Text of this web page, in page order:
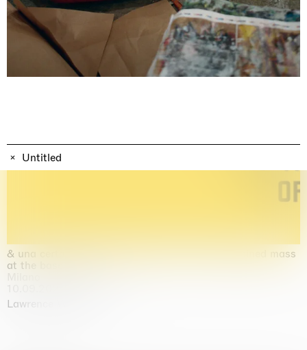
Untitled
& una certa massa alla base di tutto / & determined mass
at the base of it all
Lawrence Weiner